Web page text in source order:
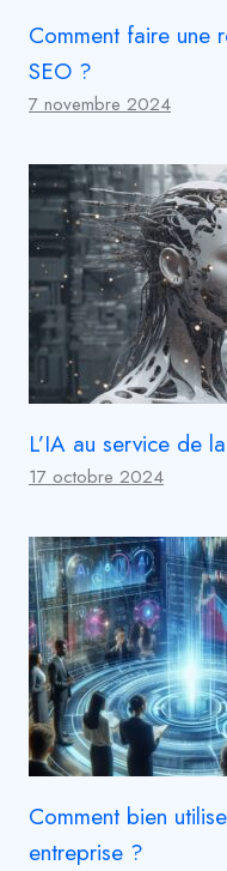
Comment faire une
SEO ?
7 novembre 2024
L’IA au service de
17 octobre 2024
Comment bien
entreprise ?